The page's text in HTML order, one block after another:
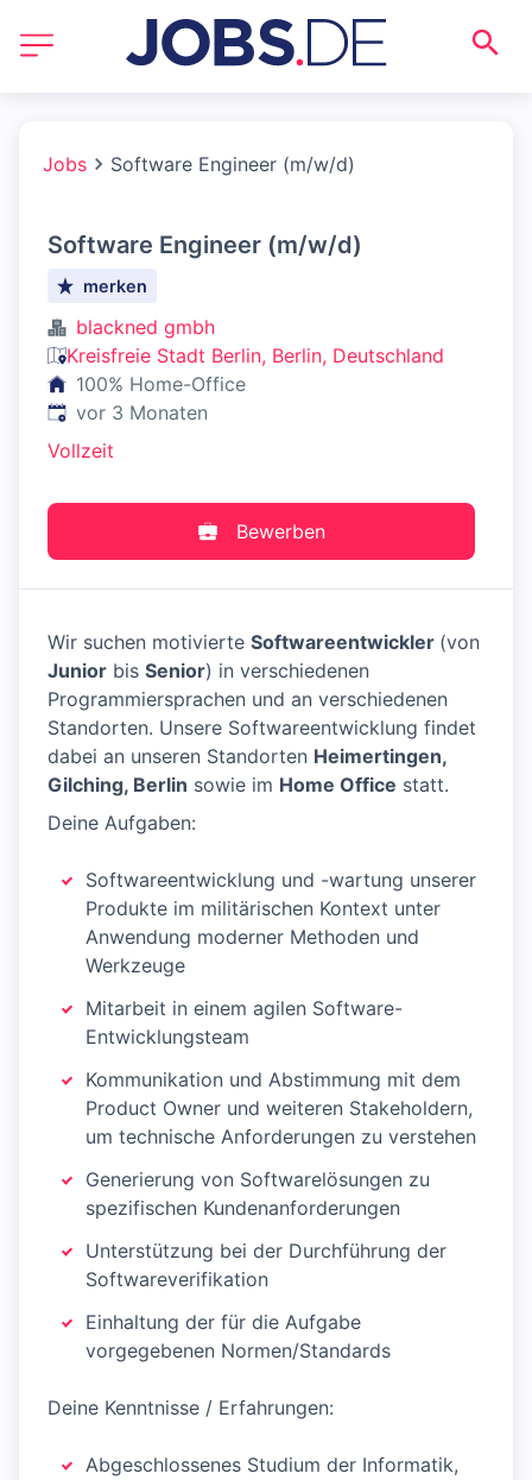
Jobs Software Engineer (m/w/d)
Software Engineer (m/w/d)
merken
blackned gmbh
Kreisfreie Stadt Berlin, Berlin, Deutschland
100% Home-Office
Veröffentlicht:
vor 3 Monaten
Vollzeit
Bewerben
Wir suchen motivierte Softwareentwickler (von
Junior bis Senior) in verschiedenen
Programmiersprachen und an verschiedenen
Standorten. Unsere Softwareentwicklung findet
dabei an unseren Standorten Heimertingen,
Gilching, Berlin sowie im Home Office statt.
Deine Aufgaben:
Softwareentwicklung und -wartung unserer
Produkte im militärischen Kontext unter
Anwendung moderner Methoden und
Werkzeuge
Mitarbeit in einem agilen Software-
Entwicklungsteam
Kommunikation und Abstimmung mit dem
Product Owner und weiteren Stakeholdern,
um technische Anforderungen zu verstehen
Generierung von Softwarelösungen zu
spezifischen Kundenanforderungen
Unterstützung bei der Durchführung der
Softwareverifikation
Einhaltung der für die Aufgabe
vorgegebenen Normen/Standards
Deine Kenntnisse / Erfahrungen:
Abgeschlossenes Studium der Informatik,